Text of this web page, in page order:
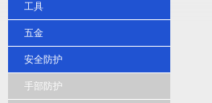
工具
五金
安全防护
手部防护